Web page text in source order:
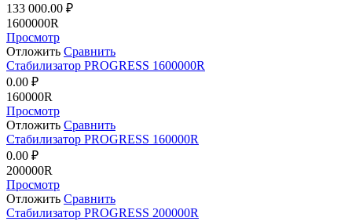
133 000.00 ₽
1600000R
Просмотр
Отложить Сравнить
Стабилизатор PROGRESS 1600000R
0.00 ₽
160000R
Просмотр
Отложить Сравнить
Стабилизатор PROGRESS 160000R
0.00 ₽
200000R
Просмотр
Отложить Сравнить
Стабилизатор PROGRESS 200000R